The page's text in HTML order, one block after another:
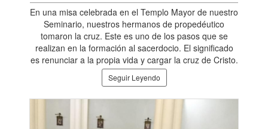
En una misa celebrada en el Templo Mayor de nuestro
Seminario, nuestros hermanos de propedéutico
tomaron la cruz. Este es uno de los pasos que se
realizan en la formación al sacerdocio. El significado
es renunciar a la propia vida y cargar la cruz de Cristo.
Seguir Leyendo